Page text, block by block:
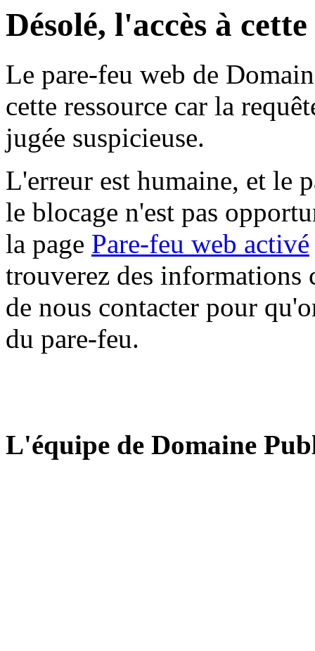
Désolé, l'accès à
Le pare-feu web de
cette ressource car la
jugée suspicieuse.
L'erreur est humaine, et le
le blocage n'est pas
la page Pare-feu web activé
trouverez des informations
de nous contacter pour
du pare-feu.
L'équipe de Domaine